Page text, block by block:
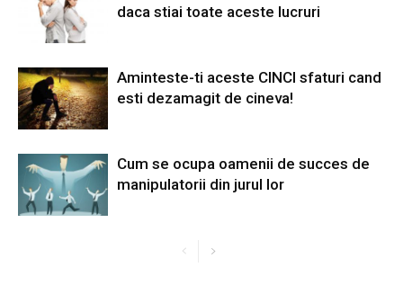
daca stiai toate aceste lucruri
Aminteste-ti aceste CINCI sfaturi cand
esti dezamagit de cineva!
Cum se ocupa oamenii de succes de
manipulatorii din jurul lor